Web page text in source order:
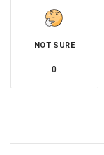
NOT SURE
0